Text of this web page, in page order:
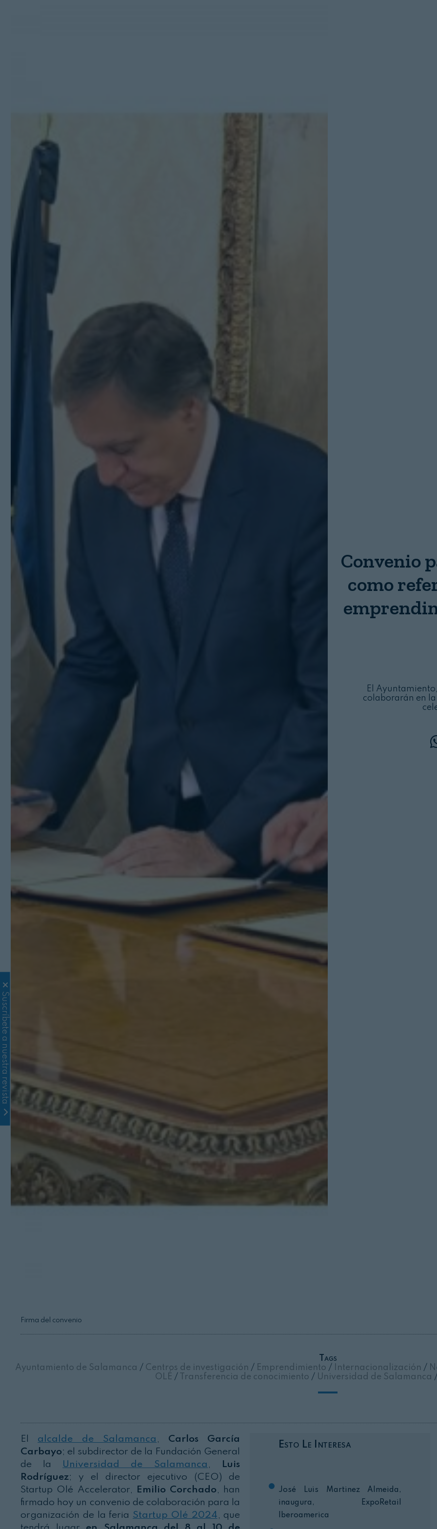
Firma del convenio
Convenio
como
El
colaborarán en
Tags
Ayuntamiento de Salamanca / Centros de investigación / Emprendimiento / Internacionalización /
OLÉ / Transferencia de conocimiento / Universidad de Salamanca /
Esto Le Interesa
José Luis Martinez Almeida,
inaugura, ExpoRetail
Iberoamerica
El alcalde de Salamanca , Carlos García
Carbayo; el subdirector de la Fundación General
de la Universidad de Salamanca , Luis
Rodríguez; y el director ejecutivo (CEO) de
Startup Olé Accelerator, Emilio Corchado , han
firmado hoy un convenio de colaboración para la
organización de la feria Startup Olé 2024 , que
Suscríbete a nuestra revista